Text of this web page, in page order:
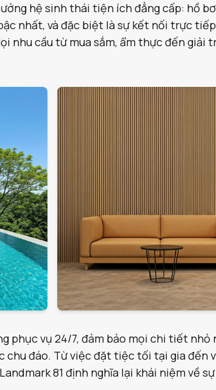
hệ sinh thái tiện ích đẳng cấp: hồ
nhất, và đặc biệt là sự kết nối trực
nhu cầu từ mua sắm, ẩm thực đến giải
phục vụ 24/7, đảm bảo mọi chi tiết
chu đáo. Từ việc đặt tiệc tối tại gia đến
81 định nghĩa lại khái niệm về